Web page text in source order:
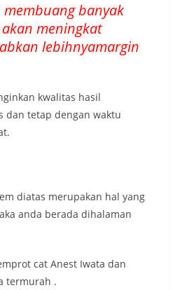
banyak
meningkat
lebihnyamargin
kwalitas hasil
dan tetap dengan waktu
diatas merupakan hal yang
anda berada dihalaman
cat Anest Iwata dan
termurah .